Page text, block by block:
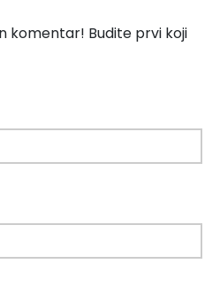
komentar! Budite prvi koji